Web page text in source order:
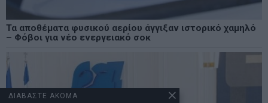
Τα αποθέματα φυσικού αερίου άγγιξαν ιστορικό χαμηλό
– Φόβοι για νέο ενεργειακό σοκ
ΔΙΑΒΑΣΤΕ ΑΚΟΜΑ